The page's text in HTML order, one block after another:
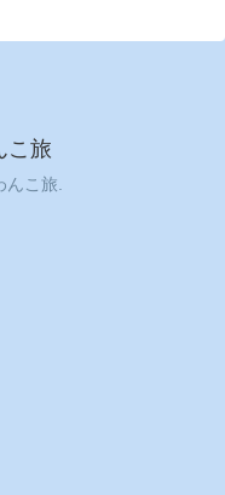
こ旅
んこ旅.